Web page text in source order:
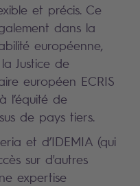
et précis. Ce
dans la
européenne,
Justice de
européen ECRIS
l’équité de
de pays tiers.
et d’IDEMIA (qui
sur d'autres
expertise